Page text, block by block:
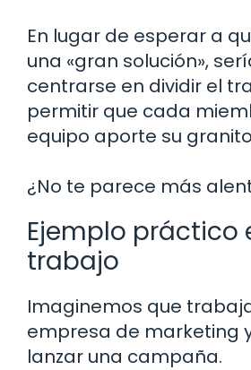
En lugar de esperar a
una «gran solución»,
centrarse en dividir el
permitir que cada
equipo aporte su
¿No te parece más
Ejemplo práctico
trabajo
Imaginemos que
empresa de marketing
lanzar una campaña.